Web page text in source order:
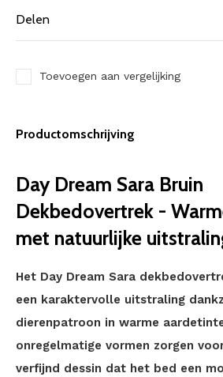
Delen
Toevoegen aan vergelijking
Productomschrijving
Day Dream Sara Bruin
Dekbedovertrek -
met natuurlijke
Het Day Dream Sara
een karaktervolle uitstraling
dierenpatroon in warme
onregelmatige vormen zorgen
verfijnd dessin dat het bed een